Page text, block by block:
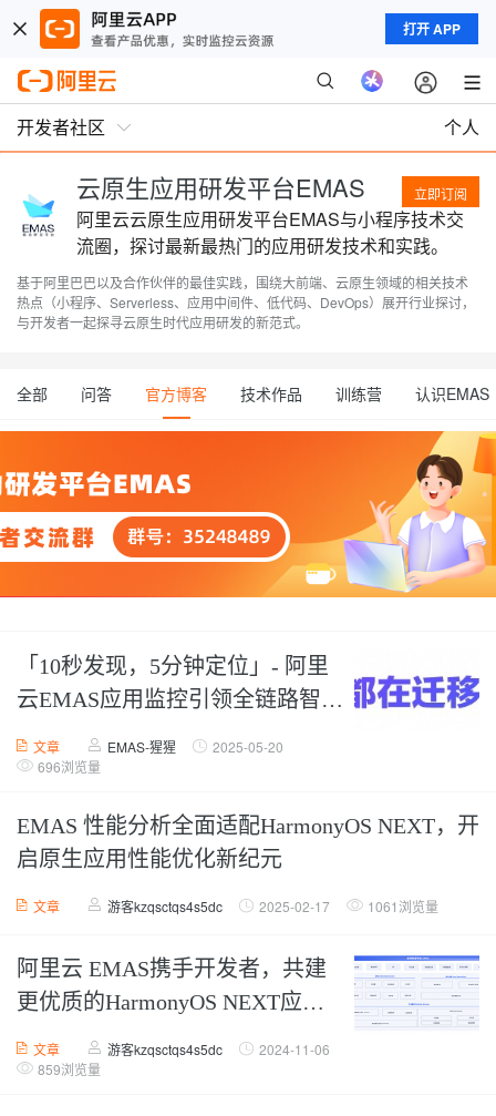
打开 APP
开发者社区 个人
云原生应用研发平台EMAS
阿里云云原生应用研发平台EMAS与小程序技术交
流圈，探讨最新最热门的应用研发技术和实践。
立即订阅
基于阿里巴巴以及合作伙伴的最佳实践，围绕大前端、云原生领域的相关技术
热点（小程序、Serverless、应用中间件、低代码、DevOps）展开行业探讨，
与开发者一起探寻云原生时代应用研发的新范式。
全部 问答 官方博客 技术作品 训练营 认识EMAS
「10秒发现，5分钟定位」- 阿里
云EMAS应用监控引领全链路智能
监控新时代
文章 EMAS-猩猩
2025-05-20
696浏览量
EMAS 性能分析全面适配HarmonyOS NEXT，开
启原生应用性能优化新纪元
文章 游客kzqsctqs4s5dc 2025-02-17 1061浏览量
阿里云 EMAS携手开发者，共建
更优质的HarmonyOS NEXT应用
文章 游客kzqsctqs4s5dc
2024-11-06
859浏览量